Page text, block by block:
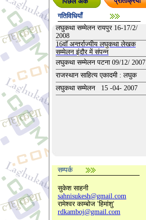
गतिविधियाँ
लघुकथा सम्मेलन रायपुर 16-17/2/
2008
16वॉ अन्तर्राज्यीय लघुकथा लेखक
सम्मेलन इंदौर में संपन्न
लघुकथा सम्मेलन पटना 09/12/ 2007
राजस्थान साहित्य एकादमी : लघुक
लघुकथा सम्मेलन 15 -04- 2007
सम्पर्क
सुकेश साहनी
sahnisukesh@gmail.com
रामेश्वर काम्बोज 'हिमांशु'
rdkamboj@gmail.com